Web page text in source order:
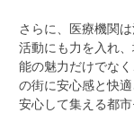
さらに、医療機関
活動にも力を入れ
能の魅力だけでな
の街に安心感と快
安心して集える都